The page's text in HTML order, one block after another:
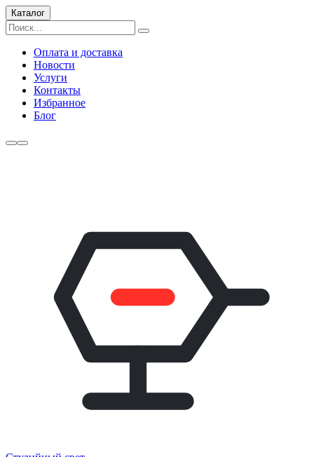
Каталог
Оплата и доставка
Новости
Услуги
Контакты
Избранное
Блог